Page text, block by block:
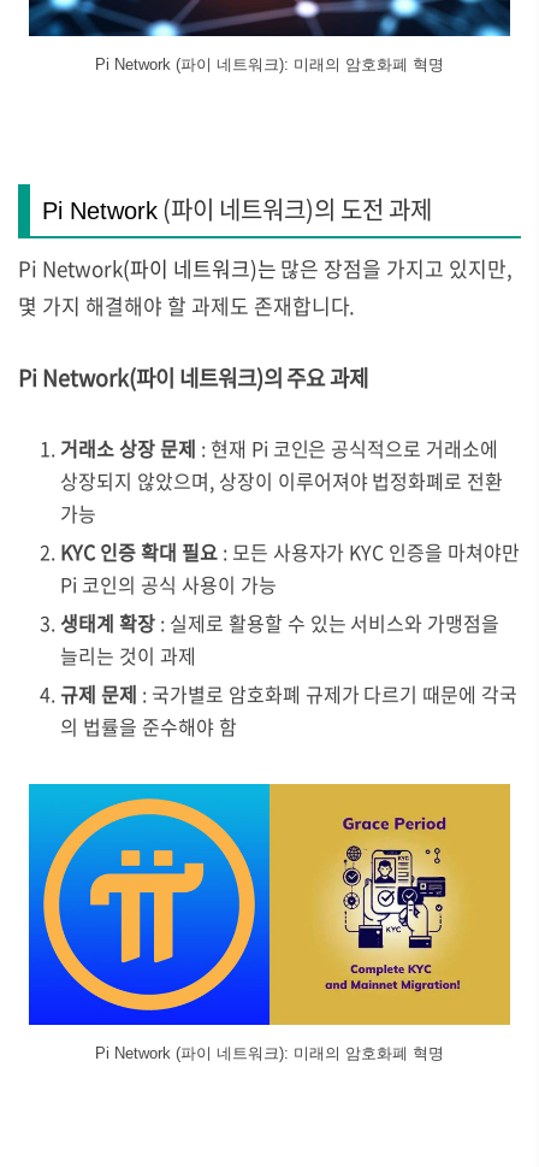
Pi Network (파이 네트워크): 미래의 암호화폐 혁명
Pi Network (파이 네트워크)의 도전 과제
Pi Network(파이 네트워크)는 많은 장점을 가지고 있지만,
몇 가지 해결해야 할 과제도 존재합니다.
Pi Network(파이 네트워크)의 주요 과제
거래소 상장 문제 : 현재 Pi 코인은 공식적으로 거래소에
상장되지 않았으며, 상장이 이루어져야 법정화폐로 전환
가능
KYC 인증 확대 필요 : 모든 사용자가 KYC 인증을 마쳐야만
Pi 코인의 공식 사용이 가능
생태계 확장 : 실제로 활용할 수 있는 서비스와 가맹점을
늘리는 것이 과제
규제 문제 : 국가별로 암호화폐 규제가 다르기 때문에 각국
의 법률을 준수해야 함
Pi Network (파이 네트워크): 미래의 암호화폐 혁명